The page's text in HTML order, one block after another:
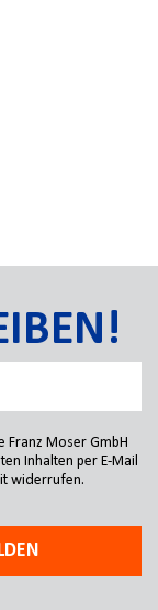
Franz Moser GmbH
Inhalten per E-Mail
widerrufen.